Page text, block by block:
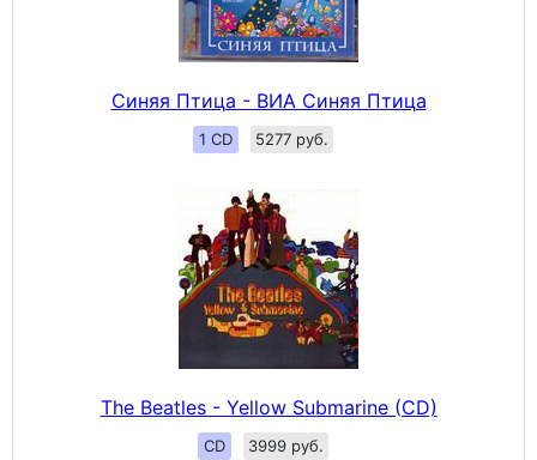
Синяя Птица - ВИА Синяя Птица
1 CD 5277 руб.
The Beatles - Yellow Submarine (CD)
CD 3999 руб.